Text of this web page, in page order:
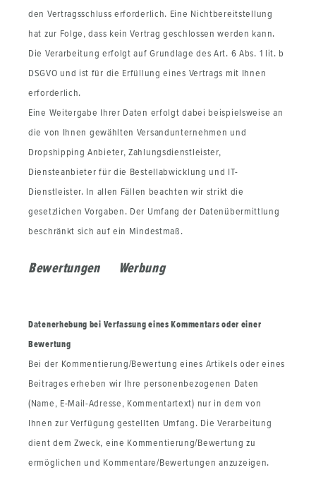
den Vertragsschluss erforderlich. Eine Nichtbereitstellung
hat zur Folge, dass kein Vertrag geschlossen werden kann.
Die Verarbeitung erfolgt auf Grundlage des Art. 6 Abs. 1 lit. b
DSGVO und ist für die Erfüllung eines Vertrags mit Ihnen
erforderlich.
Eine Weitergabe Ihrer Daten erfolgt dabei beispielsweise an
die von Ihnen gewählten Versandunternehmen und
Dropshipping Anbieter, Zahlungsdienstleister,
Diensteanbieter für die Bestellabwicklung und IT-
Dienstleister. In allen Fällen beachten wir strikt die
gesetzlichen Vorgaben. Der Umfang der Datenübermittlung
beschränkt sich auf ein Mindestmaß.
Bewertungen Werbung
Datenerhebung bei Verfassung eines Kommentars oder einer
Bewertung
Bei der Kommentierung/Bewertung eines Artikels oder eines
Beitrages erheben wir Ihre personenbezogenen Daten
(Name, E-Mail-Adresse, Kommentartext) nur in dem von
Ihnen zur Verfügung gestellten Umfang. Die Verarbeitung
dient dem Zweck, eine Kommentierung/Bewertung zu
ermöglichen und Kommentare/Bewertungen anzuzeigen.